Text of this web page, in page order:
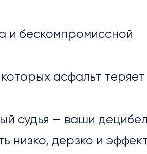
и бескомпромиссной
асфальт теряет
судья — ваши
низко, дерзко и